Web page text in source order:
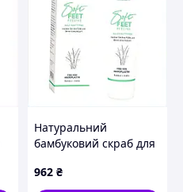
Натуральний
бамбуковий скраб для
E87945KK35
962 ₴